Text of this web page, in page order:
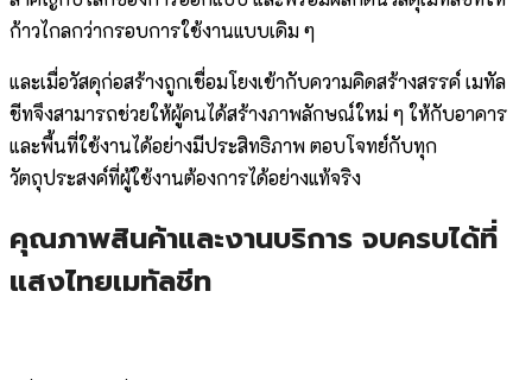
ก้าวไกลกว่ากรอบการใช้งานแบบเดิม ๆ
และเมื่อวัสดุก่อสร้างถูกเชื่อมโยงเข้ากับความคิดสร้างสรรค์ เมทัล
ชีทจึงสามารถช่วยให้ผู้คนได้สร้างภาพลักษณ์ใหม่ ๆ ให้กับอาคาร
และพื้นที่ใช้งานได้อย่างมีประสิทธิภาพ ตอบโจทย์กับทุก
วัตถุประสงค์ที่ผู้ใช้งานต้องการได้อย่างแท้จริง
คุณภาพสินค้าและงานบริการ จบครบได้ที่
แสงไทยเมทัลชีท